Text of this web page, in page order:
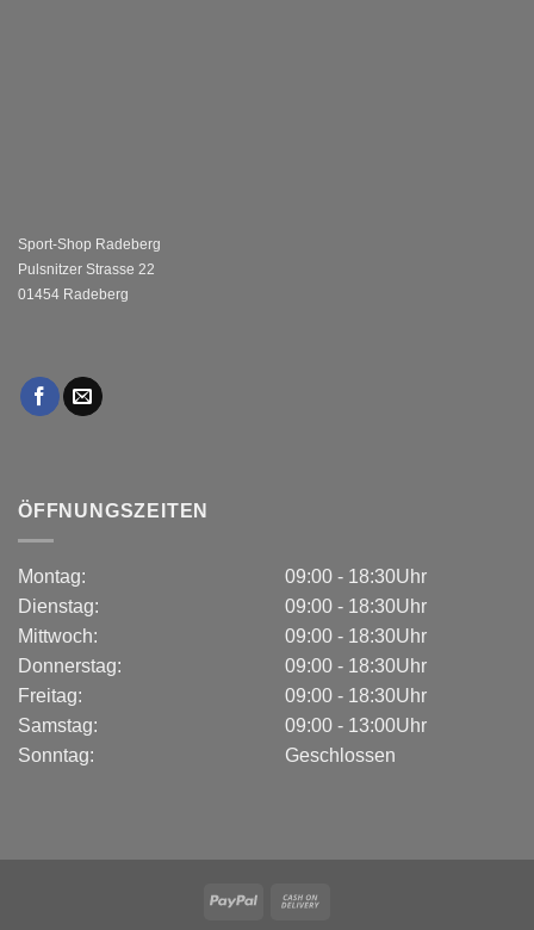
Sport-Shop Radeberg
Pulsnitzer Strasse 22
01454 Radeberg
ÖFFNUNGSZEITEN
Montag:
Dienstag:
Mittwoch:
Donnerstag:
Freitag:
Samstag:
Sonntag:
09:00 - 18:30Uhr
09:00 - 18:30Uhr
09:00 - 18:30Uhr
09:00 - 18:30Uhr
09:00 - 18:30Uhr
09:00 - 13:00Uhr
Geschlossen